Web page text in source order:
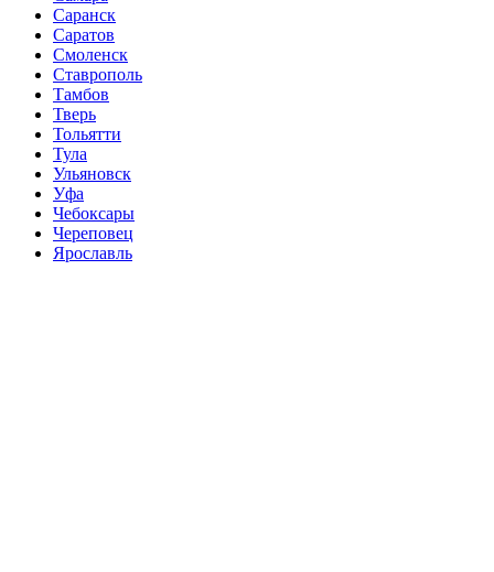
Саранск
Саратов
Смоленск
Ставрополь
Тамбов
Тверь
Тольятти
Тула
Ульяновск
Уфа
Чебоксары
Череповец
Ярославль